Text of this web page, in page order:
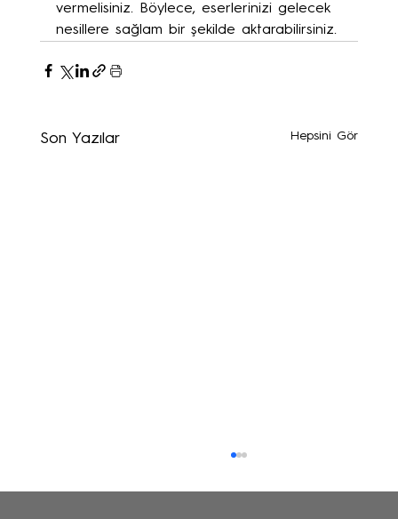
vermelisiniz. Böylece, eserlerinizi gelecek
nesillere sağlam bir şekilde aktarabilirsiniz.
Son Yazılar Hepsini Gör